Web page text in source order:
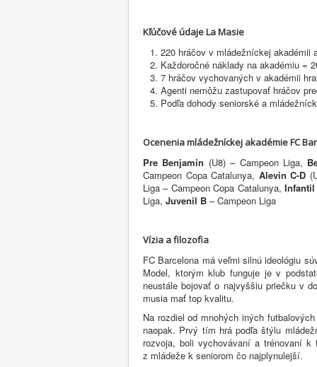
Kľúčové údaje La Masie
220 hráčov v mládežníckej akadémii
Každoročné náklady na akadémiu =
7 hráčov vychovaných v akadémii
Agenti nemôžu zastupovať hráčov
Podľa dohody seniorské a
Ocenenia mládežníckej akadémie FC
Pre Benjamin (U8) – Campeon Liga,
Campeon Copa Catalunya, Alevin C-D
Liga – Campeon Copa Catalunya,Infantil
Liga, Juvenil B – Campeon Liga
Vízia a filozofia
FC Barcelona má veľmi silnú ideológiu
Model, ktorým klub funguje je v
neustále bojovať o najvyššiu priečku v
musia mať top kvalitu.
Na rozdiel od mnohých iných
naopak. Prvý tím hrá podľa štýlu
rozvoja, boli vychovávaní a trénovaní
z mládeže k seniorom čo najplynulejší.